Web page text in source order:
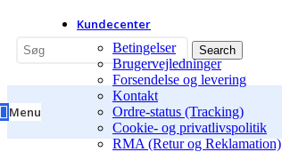
Search
Menu
Kundecenter
Betingelser
Brugervejledninger
Forsendelse og levering
Kontakt
Ordre-status (Tracking)
Cookie- og privatlivspolitik
RMA (Retur og Reklamation)